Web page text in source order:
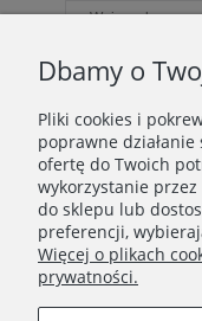
STOPKA
Ustawienia plików cookies
O nas
Regulamin
Dbamy o
Pliki cookies i
poprawne
ofertę do Twoich
wykorzystanie
do sklepu lub
preferencji,
Więcej o plikach
prywatności.